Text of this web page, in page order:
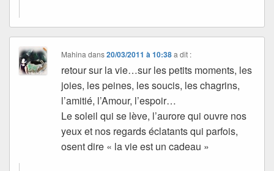
Mahinadans20/03/2011 à 10:38 a dit :
retour sur la vie…sur les petits moments, les
joies, les peines, les soucis, les chagrins,
l’amitié, l’Amour, l’espoir…
Le soleil qui se lève, l’aurore qui ouvre nos
yeux et nos regards éclatants qui parfois,
osent dire « la vie est un cadeau »